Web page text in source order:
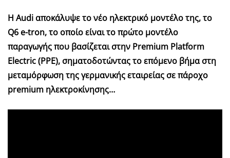
Η Audi αποκάλυψε το νέο ηλεκτρικό μοντέλο της, το
Q6 e-tron, το οποίο είναι το πρώτο μοντέλο
παραγωγής που βασίζεται στην Premium Platform
Electric (PPE), σηματοδοτώντας το επόμενο βήμα στη
μεταμόρφωση της γερμανικής εταιρείας σε πάροχο
premium ηλεκτροκίνησης…